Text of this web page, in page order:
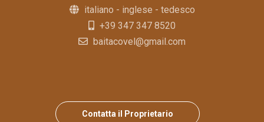
italiano - inglese - tedesco
+39 347 347 8520
baitacovel@gmail.com
Contatta il Proprietario